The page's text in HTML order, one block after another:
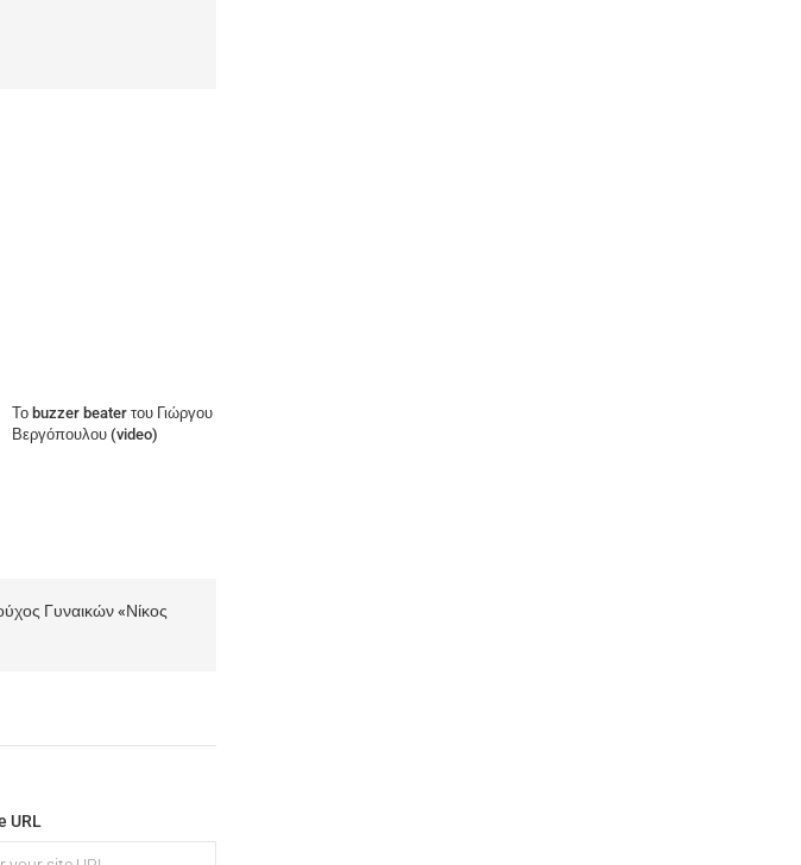
Το buzzer beater του Γιώργου
Βεργόπουλου (video)
Γυναικών «Νίκος
URL